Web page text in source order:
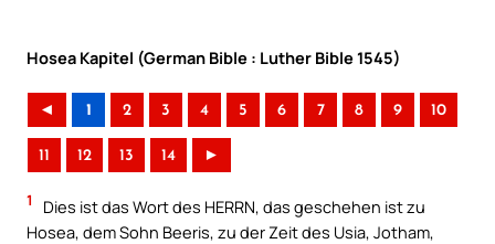
Hosea Kapitel (German Bible : Luther Bible 1545)
◄ 1 2 3 4 5 6 7 8 9 10
11 12 13 14 ►
1
Dies ist das Wort des HERRN, das geschehen ist zu
Hosea, dem Sohn Beeris, zu der Zeit des Usia, Jotham,